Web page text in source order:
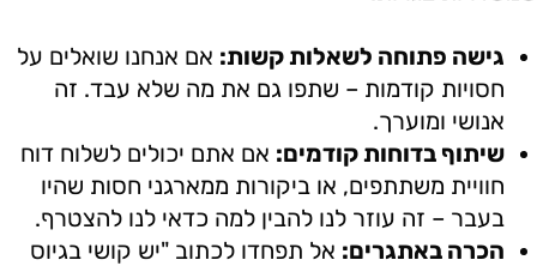
גישה פתוחה לשאלות קשות: אם אנחנו שואלים על
חסויות קודמות – שתפו גם את מה שלא עבד. זה
אנושי ומוערך.
שיתוף בדוחות קודמים: אם אתם יכולים לשלוח דוח
חוויית משתתפים, או ביקורות ממארגני חסות שהיו
בעבר – זה עוזר לנו להבין למה כדאי לנו להצטרף.
הכרה באתגרים: אל תפחדו לכתוב "יש קושי בגיוס